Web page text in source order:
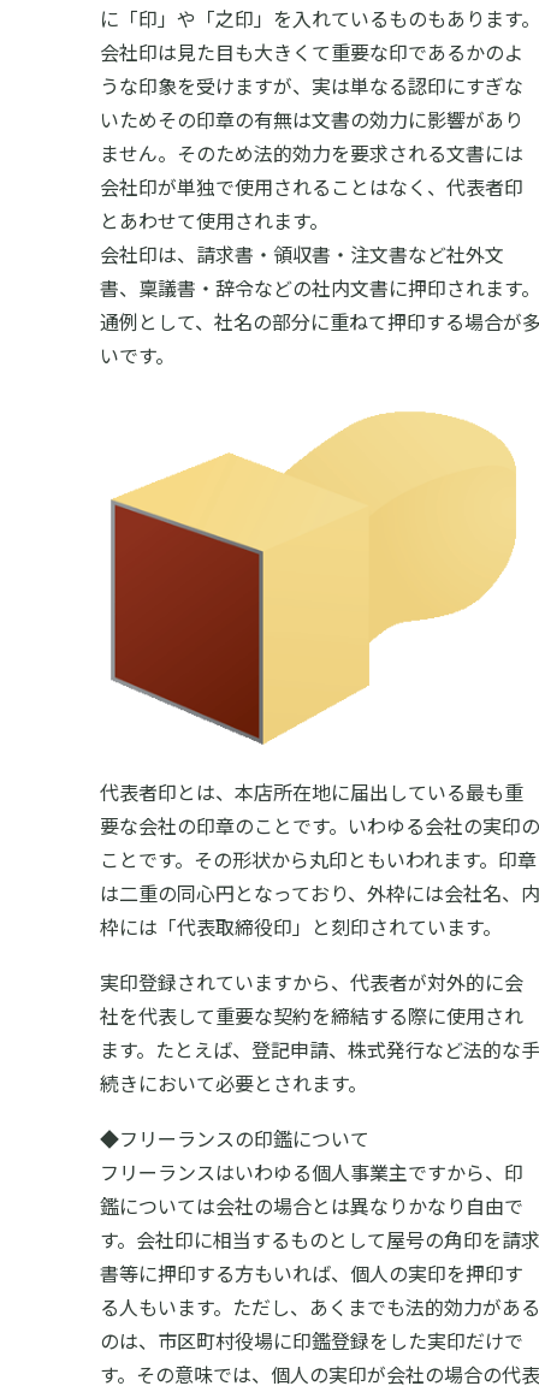
に「印」や「之印」を入れているものもあります。
会社印は見た目も大きくて重要な印であるかのよ
うな印象を受けますが、実は単なる認印にすぎな
いためその印章の有無は文書の効力に影響があり
ません。そのため法的効力を要求される文書には
会社印が単独で使用されることはなく、代表者印
とあわせて使用されます。
会社印は、請求書・領収書・注文書など社外文
書、稟議書・辞令などの社内文書に押印されます。
通例として、社名の部分に重ねて押印する場合が
いです。
代表者印とは、本店所在地に届出している最も重
要な会社の印章のことです。いわゆる会社の実印の
ことです。その形状から丸印ともいわれます。印章
は二重の同心円となっており、外枠には会社名、内
枠には「代表取締役印」と刻印されています。
実印登録されていますから、代表者が対外的に会
社を代表して重要な契約を締結する際に使用され
ます。たとえば、登記申請、株式発行など法的な手
続きにおいて必要とされます。
◆フリーランスの印鑑について
フリーランスはいわゆる個人事業主ですから、印
鑑については会社の場合とは異なりかなり自由で
す。会社印に相当するものとして屋号の角印を請求
書等に押印する方もいれば、個人の実印を押印す
る人もいます。ただし、あくまでも法的効力がある
のは、市区町村役場に印鑑登録をした実印だけで
す。その意味では、個人の実印が会社の場合の代表